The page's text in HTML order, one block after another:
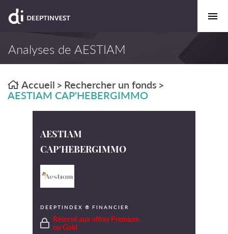
Analyses de AESTIAM
CAP'HEBERGIMMO
Accueil > Rechercher un fonds >
AESTIAM CAP'HEBERGIMMO
AESTIAM
CAP'HEBERGIMMO
DEEPTINDEX ® FINANCIER
Réservé aux offres Premium
ou Gold